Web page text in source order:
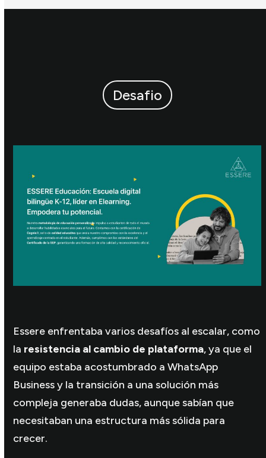
Desafio
Essere enfrentaba varios desafíos al escalar, como
la resistencia al cambio de plataforma, ya que el
equipo estaba acostumbrado a WhatsApp
Business y la transición a una solución más
compleja generaba dudas, aunque sabían que
necesitaban una estructura más sólida para
crecer.